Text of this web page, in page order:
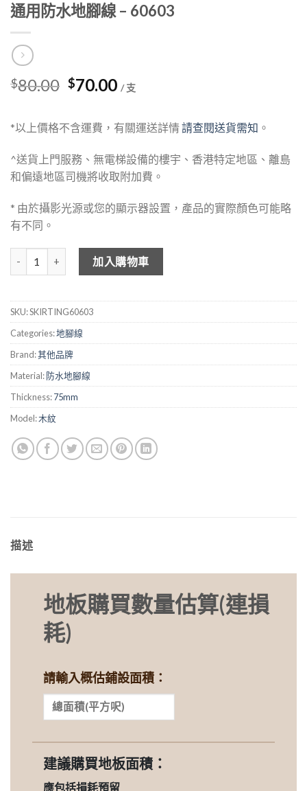
通用防水地腳線 – 60603
$80.00 Original
was:
$80.00.
$70.00Current
is:
$70.00.
/ 支
*以上價格不含運費，有關運送詳情請查閱送貨需知 。
^送貨上門服務、無電梯設備的樓宇、香港特定地區、離島
和偏遠地區司機將收取附加費。
* 由於攝影光源或您的顯示器設置，產品的實際顏色可能略
有不同。
通用防水地腳線 - 60603 數量
加入購物車
SKU:SKIRTING60603
Categories:地腳線
Brand:其他品牌
Material: 防水地腳線
Thickness:75mm
Model:木紋
描述
地板購買數量估算(連損
耗)
請輸入概估鋪設面積：
建議購買地板面積：
應包括損耗預留